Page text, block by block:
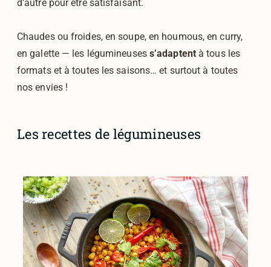
d’autre pour être satisfaisant.
Chaudes ou froides, en soupe, en houmous, en curry,
en galette — les légumineuses s’adaptentà tous les
formats et à toutes les saisons… et surtout à toutes
nos envies !
Les recettes de légumineuses